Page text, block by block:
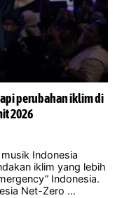
perubahan iklim di
2026
Indonesia
iklim yang lebih
Indonesia.
Net-Zero ...